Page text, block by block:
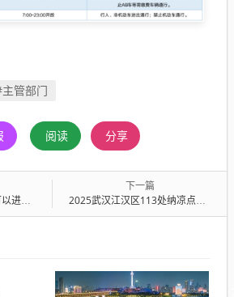
管部门
阅读 分享
2025
下一篇
2025武汉江汉区113处纳凉点在哪里？附地址及开放时间